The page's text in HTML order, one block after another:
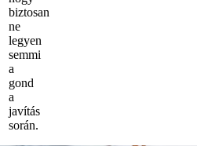
biztosan
ne
legyen
semmi
a
gond
a
javítás
során.